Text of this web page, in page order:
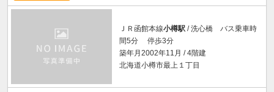
ＪＲ函館本線小樽駅 / 洗心橋 バス乗車時
間5分 停歩3分
築年月2002年11月 / 4階建
北海道小樽市最上１丁目